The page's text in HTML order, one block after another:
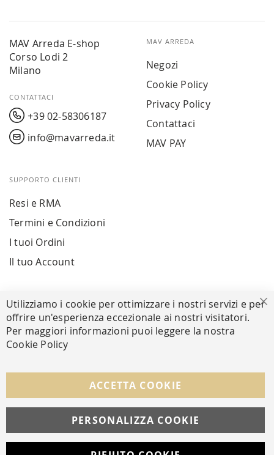
MAV Arreda E-shop
Corso Lodi 2
Milano
CONTATTACI
+39 02-58306187
info@mavarreda.it
MAV ARREDA
Negozi
Cookie Policy
Privacy Policy
Contattaci
MAV PAY
SUPPORTO CLIENTI
Resi e RMA
Termini e Condizioni
I tuoi Ordini
Il tuo Account
Facebook Instagram Whatsapp
© Copyright MAV Arreda s.r.l. | P.IVA IT05919160969
Via Galileo Galilei, 14 | Milano
Utilizziamo i cookie per ottimizzare i nostri servizi e per
offrire un'esperienza eccezionale ai nostri visitatori.
Per maggiori informazioni puoi leggere la nostra
Cookie Policy
ACCETTA COOKIE
PERSONALIZZA COOKIE